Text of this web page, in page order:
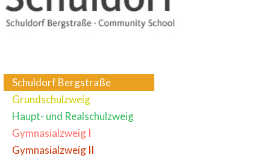
Schuldorf Bergstraße
Grundschulzweig
Haupt- und Realschulzweig
Gymnasialzweig I
Gymnasialzweig II